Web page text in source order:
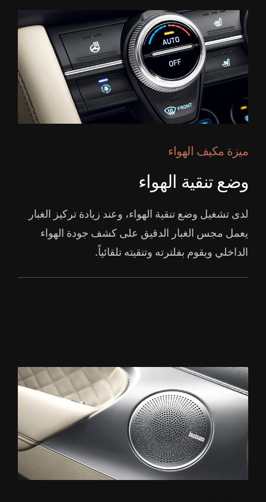
ميزة مكيف الهواء
وضع تنقية الهواء
لدى تشغيل وضع تنقية الهواء، وعند زيادة تركيز الغبار
يعمل مجس الغبار الدقيق على كشف جودة الهواء
الداخلي ويقوم بفلترته وتنقيته تلقائياً.